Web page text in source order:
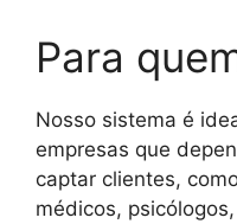
Para
Nosso sistema é
empresas que
captar clientes,
médicos,